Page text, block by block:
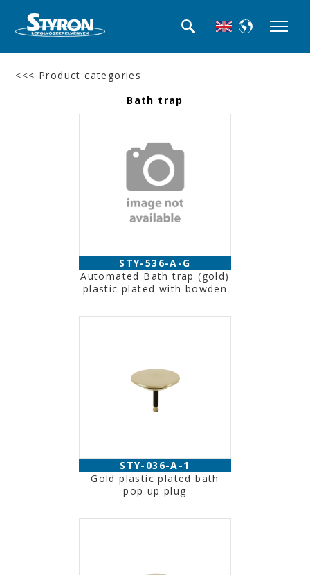
<<< Product categories
Bath trap
STY-536-A-G
Automated Bath trap (gold)
plastic plated with bowden
STY-036-A-1
Gold plastic plated bath
pop up plug